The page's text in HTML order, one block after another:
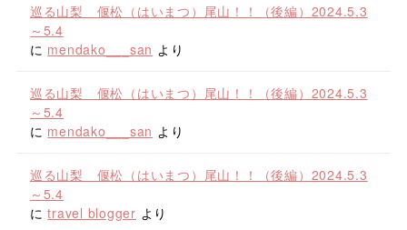
巡る山梨 偃松（はいまつ）尾山！！（後編）2024.5.3
～5.4
に mendako___san より
巡る山梨 偃松（はいまつ）尾山！！（後編）2024.5.3
～5.4
に mendako___san より
巡る山梨 偃松（はいまつ）尾山！！（後編）2024.5.3
～5.4
にtravel blogger より